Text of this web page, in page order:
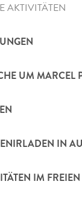
AKTIVITÄTEN
UM MARCEL
IN
IM FREIEN
beim
bietet
in dem
stellt
Erbes in